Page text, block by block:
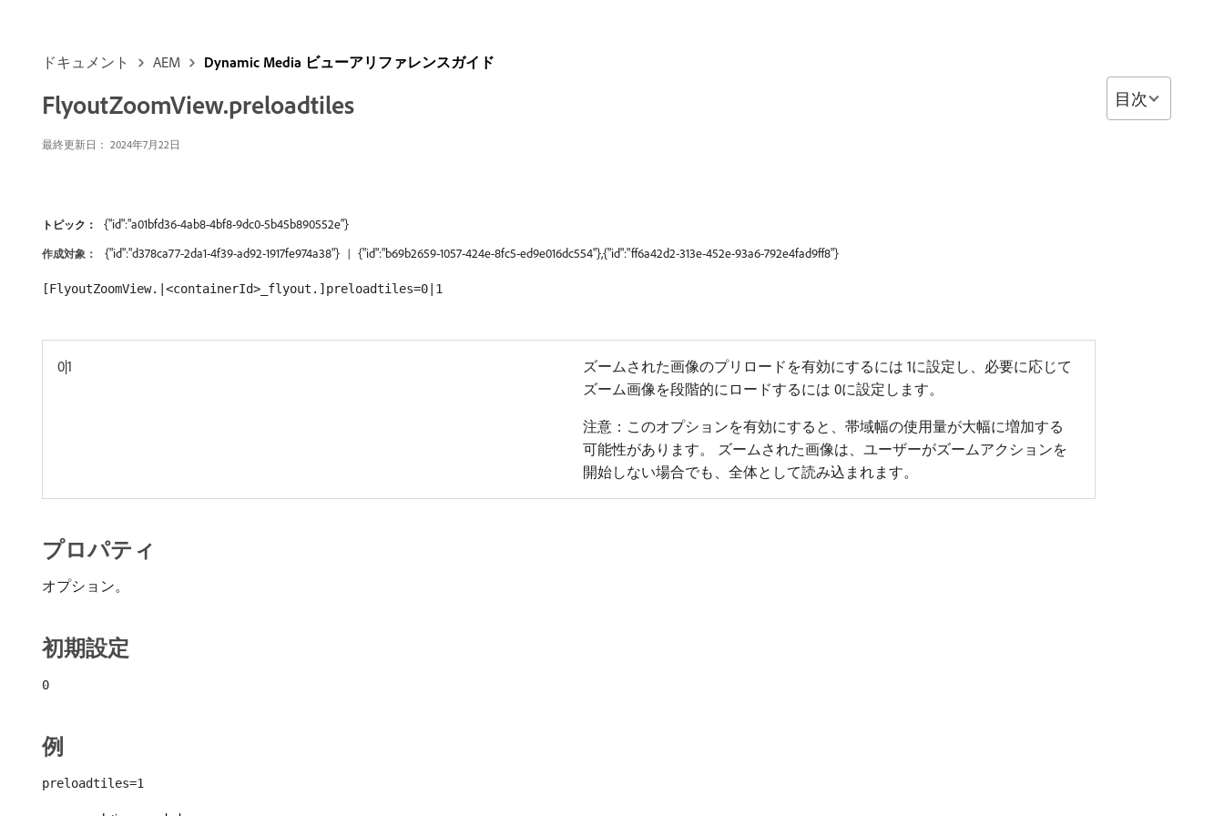
ドキュメント AEM Dynamic Media ビューアリファレンスガイド
FlyoutZoomView.preloadtiles
最終更新日： 2024年7月22日
トピック： {"id":"a01bfd36-4ab8-4bf8-9dc0-5b45b890552e"}
作成対象： {"id":"d378ca77-2da1-4f39-ad92-1917fe974a38"} {"id":"b69b2659-1057-424e-8fc5-ed9e016dc554"},{"id":"ff6a42d2-313e-452e-93a6-792e4fad9ff8"}
[FlyoutZoomView.|<containerId>_flyout.]preloadtiles=0|1
0|1
ズームされた画像のプリロードを有効にするには 1に設定し、必要に応じて
ズーム画像を段階的にロードするには 0に設定します。
注意：このオプションを有効にすると、帯域幅の使用量が大幅に増加する
可能性があります。 ズームされた画像は、ユーザーがズームアクションを
開始しない場合でも、全体として読み込まれます。
プロパティ
オプション。
初期設定
0
例
preloadtiles=1
目次